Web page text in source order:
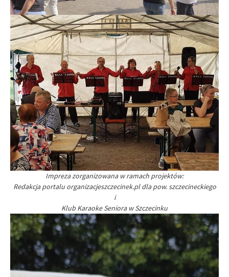
Impreza zorganizowana w ramach projektów:
Redakcja portalu organizacjeszczecinek.pl dla pow. szczecineckiego
i
Klub Karaoke Seniora w Szczecinku